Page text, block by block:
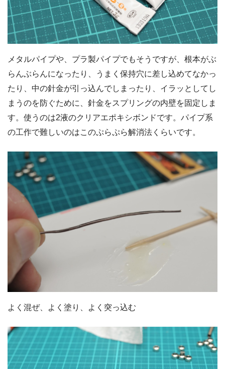
メタルパイプや、プラ製パイプでもそうですが、根本がぶ
らんぶらんになったり、うまく保持穴に差し込めてなかっ
たり、中の針金が引っ込んでしまったり、イラッとしてし
まうのを防ぐために、針金をスプリングの内壁を固定しま
す。使うのは2液のクリアエポキシボンドです。パイプ系
の工作で難しいのはこのぷらぷら解消法くらいです。
よく混ぜ、よく塗り、よく突っ込む